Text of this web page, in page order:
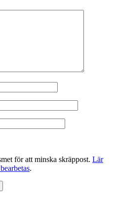
för att minska skräppost. Lär
.